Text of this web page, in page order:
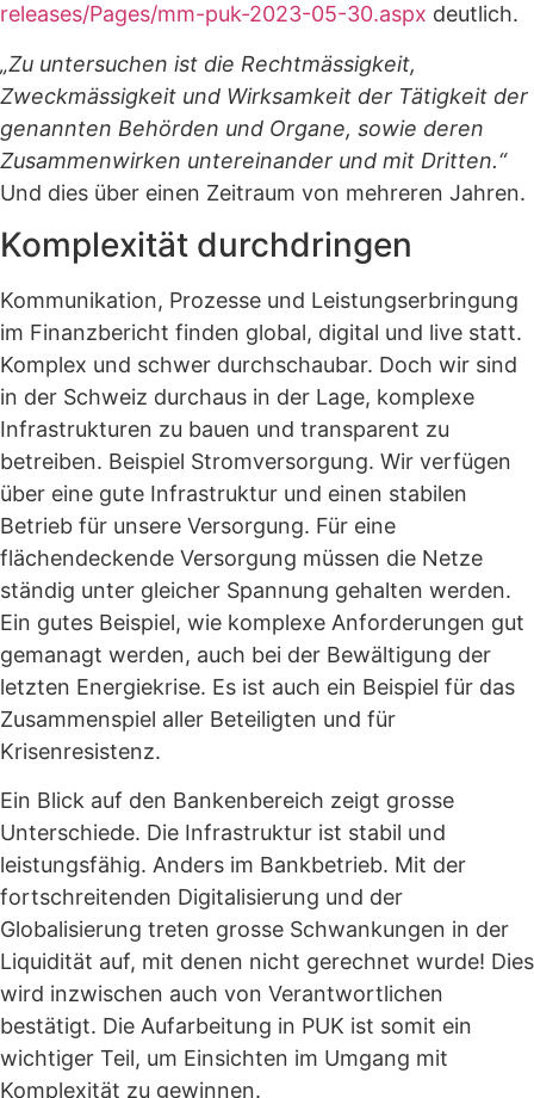
releases/Pages/mm-puk-2023-05-30.aspx deutlich.
„Zu untersuchen ist die Rechtmässigkeit,
Zweckmässigkeit und Wirksamkeit der Tätigkeit der
genannten Behörden und Organe, sowie deren
Zusammenwirken untereinander und mit Dritten.“
Und dies über einen Zeitraum von mehreren Jahren.
Komplexität durchdringen
Kommunikation, Prozesse und Leistungserbringung
im Finanzbericht finden global, digital und live statt.
Komplex und schwer durchschaubar. Doch wir sind
in der Schweiz durchaus in der Lage, komplexe
Infrastrukturen zu bauen und transparent zu
betreiben. Beispiel Stromversorgung. Wir verfügen
über eine gute Infrastruktur und einen stabilen
Betrieb für unsere Versorgung. Für eine
flächendeckende Versorgung müssen die Netze
ständig unter gleicher Spannung gehalten werden.
Ein gutes Beispiel, wie komplexe Anforderungen gut
gemanagt werden, auch bei der Bewältigung der
letzten Energiekrise. Es ist auch ein Beispiel für das
Zusammenspiel aller Beteiligten und für
Krisenresistenz.
Ein Blick auf den Bankenbereich zeigt grosse
Unterschiede. Die Infrastruktur ist stabil und
leistungsfähig. Anders im Bankbetrieb. Mit der
fortschreitenden Digitalisierung und der
Globalisierung treten grosse Schwankungen in der
Liquidität auf, mit denen nicht gerechnet wurde! Dies
wird inzwischen auch von Verantwortlichen
bestätigt. Die Aufarbeitung in PUK ist somit ein
wichtiger Teil, um Einsichten im Umgang mit
Komplexität zu gewinnen.